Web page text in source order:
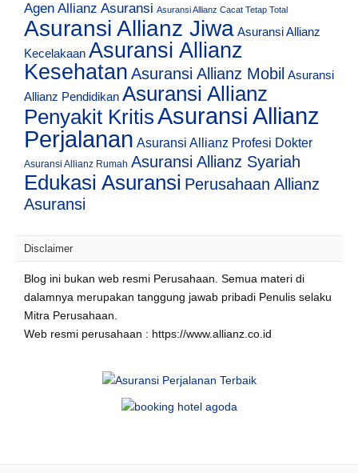
Agen Allianz Asuransi Asuransi Allianz Cacat Tetap Total
Asuransi Allianz Jiwa Asuransi Allianz
Kecelakaan Asuransi Allianz
Kesehatan Asuransi Allianz Mobil Asuransi
Allianz Pendidikan Asuransi Allianz
Penyakit KritisAsuransi Allianz
Perjalanan Asuransi Allianz Profesi Dokter
Asuransi Allianz Rumah Asuransi Allianz Syariah
Edukasi Asuransi Perusahaan Allianz
Asuransi
Disclaimer
Blog ini bukan web resmi Perusahaan. Semua materi di
dalamnya merupakan tanggung jawab pribadi Penulis selaku
Mitra Perusahaan.
Web resmi perusahaan : https://www.allianz.co.id